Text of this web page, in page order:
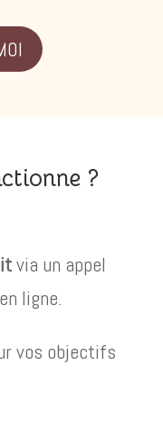
?
via un appel
ligne.
vos objectifs